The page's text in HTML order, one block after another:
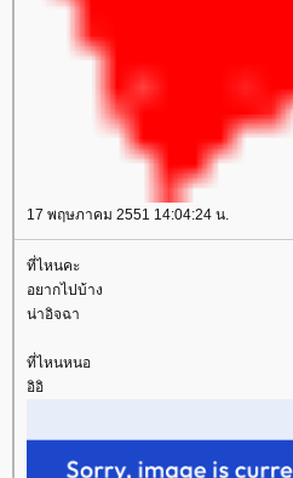
17 พฤษภาคม 2551 14:04:24 น.
ที่ไหนคะ
อยากไปบ้าง
น่าอิจฉา
ที่ไหนหนอ
อิอิ